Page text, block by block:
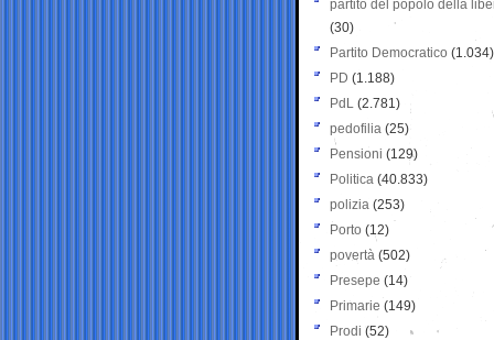
partito del popolo della
(30)
Partito Democratico (1.034)
PD (1.188)
PdL (2.781)
pedofilia (25)
Pensioni (129)
Politica (40.833)
polizia (253)
Porto (12)
povertà (502)
Presepe (14)
Primarie (149)
Prodi (52)